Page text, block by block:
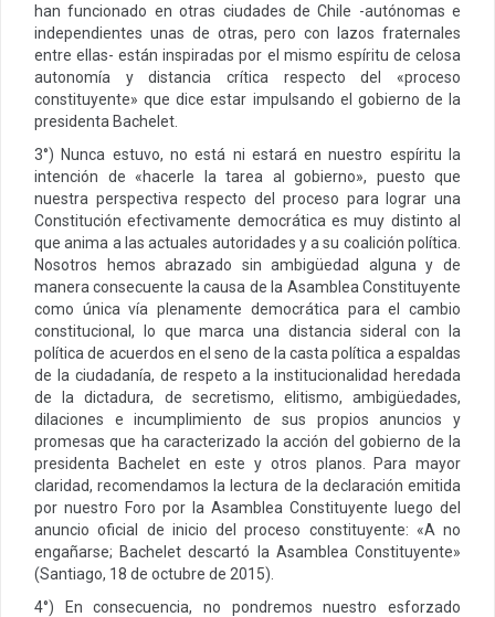
han funcionado en otras ciudades de Chile -autónomas e
independientes unas de otras, pero con lazos fraternales
entre ellas- están inspiradas por el mismo espíritu de celosa
autonomía y distancia crítica respecto del «proceso
constituyente» que dice estar impulsando el gobierno de la
presidenta Bachelet.
3°) Nunca estuvo, no está ni estará en nuestro espíritu la
intención de «hacerle la tarea al gobierno», puesto que
nuestra perspectiva respecto del proceso para lograr una
Constitución efectivamente democrática es muy distinto al
que anima a las actuales autoridades y a su coalición política.
Nosotros hemos abrazado sin ambigüedad alguna y de
manera consecuente la causa de la Asamblea Constituyente
como única vía plenamente democrática para el cambio
constitucional, lo que marca una distancia sideral con la
política de acuerdos en el seno de la casta política a espaldas
de la ciudadanía, de respeto a la institucionalidad heredada
de la dictadura, de secretismo, elitismo, ambigüedades,
dilaciones e incumplimiento de sus propios anuncios y
promesas que ha caracterizado la acción del gobierno de la
presidenta Bachelet en este y otros planos. Para mayor
claridad, recomendamos la lectura de la declaración emitida
por nuestro Foro por la Asamblea Constituyente luego del
anuncio oficial de inicio del proceso constituyente: «A no
engañarse; Bachelet descartó la Asamblea Constituyente»
(Santiago, 18 de octubre de 2015).
4°) En consecuencia, no pondremos nuestro esforzado